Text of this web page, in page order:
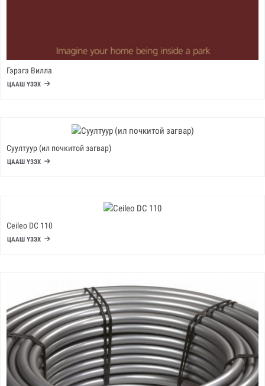
Гэрэгэ Вилла
ЦААШ ҮЗЭХ
Суултуур (ил почкитой загвар)
ЦААШ ҮЗЭХ
Ceileo DC 110
ЦААШ ҮЗЭХ